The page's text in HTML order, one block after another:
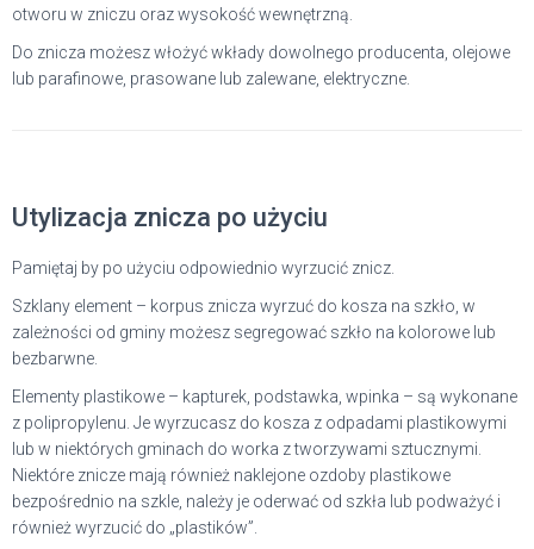
otworu w zniczu oraz wysokość wewnętrzną.
Do znicza możesz włożyć wkłady dowolnego producenta, olejowe
lub parafinowe, prasowane lub zalewane, elektryczne.
Utylizacja znicza po użyciu
Pamiętaj by po użyciu odpowiednio wyrzucić znicz.
Szklany element – korpus znicza wyrzuć do kosza na szkło, w
zależności od gminy możesz segregować szkło na kolorowe lub
bezbarwne.
Elementy plastikowe – kapturek, podstawka, wpinka – są wykonane
z polipropylenu. Je wyrzucasz do kosza z odpadami plastikowymi
lub w niektórych gminach do worka z tworzywami sztucznymi.
Niektóre znicze mają również naklejone ozdoby plastikowe
bezpośrednio na szkle, należy je oderwać od szkła lub podważyć i
również wyrzucić do „plastików”.